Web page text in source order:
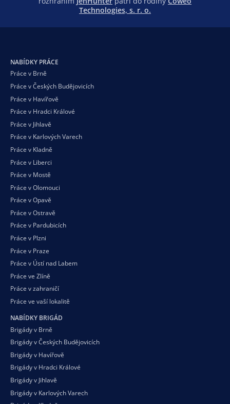
Technologies, s. r. o.
NABÍDKY PRÁCE
Práce v Brně
Práce v Českých Budějovicích
Práce v Havířově
Práce v Hradci Králové
Práce v Jihlavě
Práce v Karlových Varech
Práce v Kladně
Práce v Liberci
Práce v Mostě
Práce v Olomouci
Práce v Opavě
Práce v Ostravě
Práce v Pardubicích
Práce v Plzni
Práce v Praze
Práce v Ústí nad Labem
Práce ve Zlíně
Práce v zahraničí
Práce ve vaší lokalitě
NABÍDKY BRIGÁD
Brigády v Brně
Brigády v Českých Budějovicích
Brigády v Havířově
Brigády v Hradci Králové
Brigády v Jihlavě
Brigády v Karlových Varech